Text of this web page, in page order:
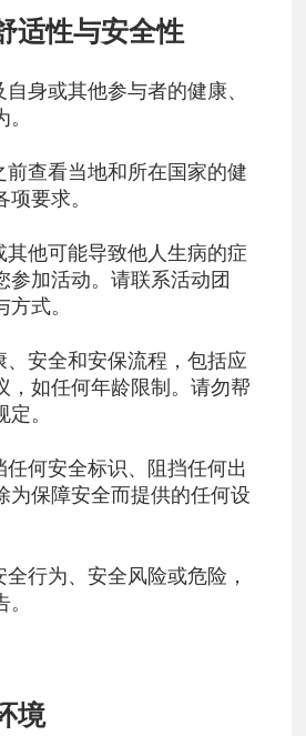
适性与安全性
身或其他参与者的健康、
前查看当地和所在国家的健
要求。
其他可能导致他人生病的症
参加活动。请联系活动团
式。
、安全和安保流程，包括应
，如任何年龄限制。请勿帮
。
任何安全标识、阻挡任何出
为保障安全而提供的任何设
行为、安全风险或危险，
境